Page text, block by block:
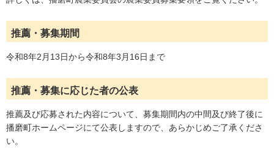
推薦・募集期間
令和8年2月13日から令和8年3月16日まで
推薦・募集に応じた者の公表
推薦及び応募された内容について、募集期間内の中間及び終了後に
播磨町ホームページにて公表しますので、あらかじめご了承くださ
い。